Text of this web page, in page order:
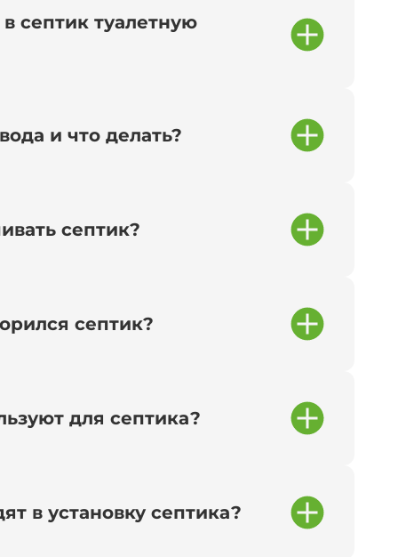
септик туалетную
и что делать?
септик?
септик?
для септика?
в установку септика?